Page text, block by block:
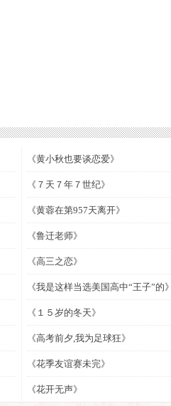
《黄小秋也要谈恋爱》
《７天７年７世纪》
《黄蓉在第957天离开》
《鲁迁老师》
《高三之恋》
《我是这样当选美国高中“王子”的》
《１５岁的冬天》
《高考前夕,我为足球狂》
《花季友谊赛未完》
《花开无声》